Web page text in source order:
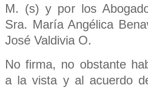
M. (s) y por los
Sra. María Angélica
José Valdivia O.
No firma, no obstante
a la vista y al acuerdo